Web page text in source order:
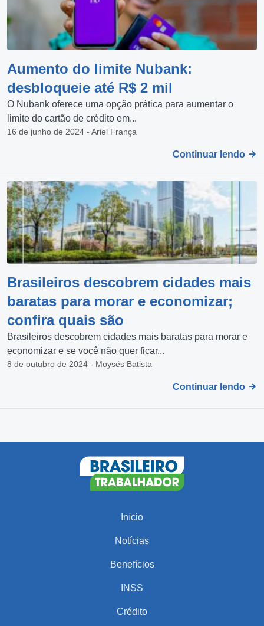
Aumento do limite Nubank:
desbloqueie até R$ 2 mil
O Nubank oferece uma opção prática para aumentar o
limite do cartão de crédito em...
16 de junho de 2024 - Ariel França
Continuar lendo
Brasileiros descobrem cidades mais
baratas para morar e economizar;
confira quais são
Brasileiros descobrem cidades mais baratas para morar e
economizar e se você não quer ficar...
8 de outubro de 2024 - Moysés Batista
Continuar lendo
Início
Notícias
Benefícios
INSS
Crédito